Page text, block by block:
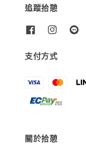
追蹤拾憩
支付方式
關於拾憩